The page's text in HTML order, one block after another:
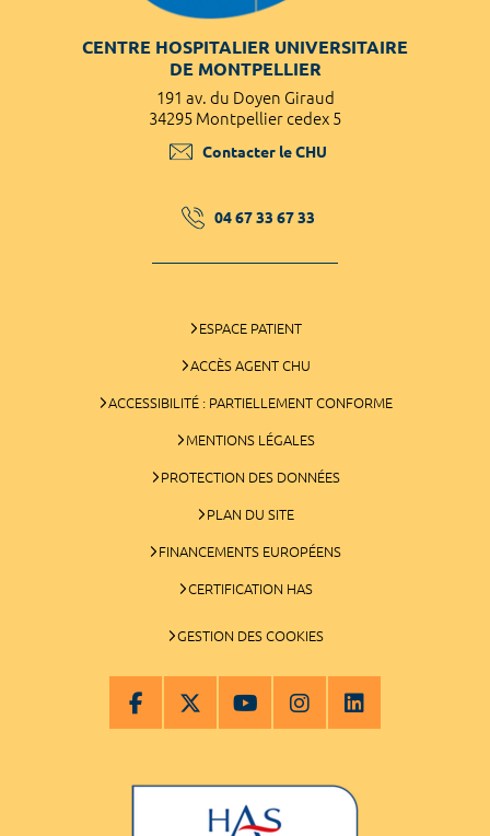
CENTRE HOSPITALIER UNIVERSITAIRE
DE MONTPELLIER
191 av. du Doyen Giraud
34295 Montpellier cedex 5
Contacter le CHU
04 67 33 67 33
ESPACE PATIENT
ACCÈS AGENT CHU
ACCESSIBILITÉ : PARTIELLEMENT CONFORME
MENTIONS LÉGALES
PROTECTION DES DONNÉES
PLAN DU SITE
FINANCEMENTS EUROPÉENS
CERTIFICATION HAS
GESTION DES COOKIES